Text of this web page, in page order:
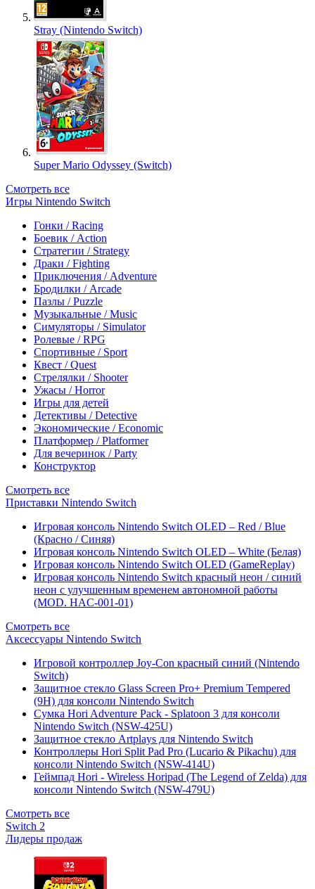
Stray (Nintendo Switch)
Super Mario Odyssey (Switch)
Смотреть все
Игры Nintendo Switch
Гонки / Racing
Боевик / Action
Стратегии / Strategy
Драки / Fighting
Приключения / Adventure
Бродилки / Arcade
Пазлы / Puzzle
Музыкальные / Music
Симуляторы / Simulator
Ролевые / RPG
Спортивные / Sport
Квест / Quest
Стрелялки / Shooter
Ужасы / Horror
Игры для детей
Детективы / Detective
Экономические / Economic
Платформер / Platformer
Для вечеринок / Party
Конструктор
Смотреть все
Приставки Nintendo Switch
Игровая консоль Nintendo Switch OLED – Red / Blue
(Красно / Синяя)
Игровая консоль Nintendo Switch OLED – White (Белая)
Игровая консоль Nintendo Switch OLED (GameReplay)
Игровая консоль Nintendo Switch красный неон / синий
неон с улучшенным временем автономной работы
(MOD. HAC-001-01)
Смотреть все
Аксессуары Nintendo Switch
Игровой контроллер Joy-Con красный синий (Nintendo
Switch)
Защитное стекло Glass Screen Pro+ Premium Tempered
(9H) для консоли Nintendo Switch
Сумка Hori Adventure Pack - Splatoon 3 для консоли
Nintendo Switch (NSW-425U)
Защитное стекло Artplays для Nintendo Switch
Контроллеры Hori Split Pad Pro (Lucario & Pikachu) для
консоли Nintendo Switch (NSW-414U)
Геймпад Hori - Wireless Horipad (The Legend of Zelda) для
консоли Nintendo Switch (NSW-479U)
Смотреть все
Switch 2
Лидеры продаж